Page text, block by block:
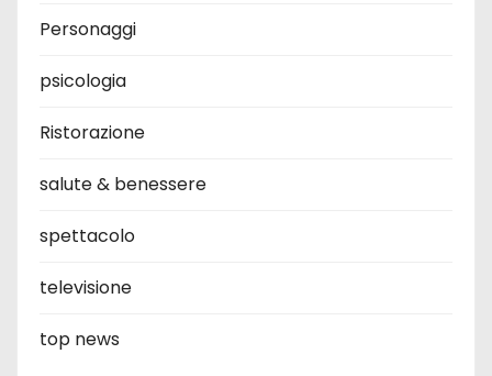
Personaggi
psicologia
Ristorazione
salute & benessere
spettacolo
televisione
top news